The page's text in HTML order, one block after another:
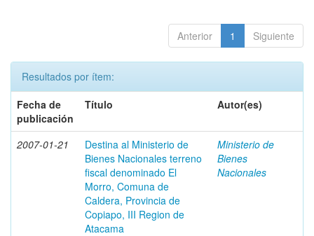
Anterior 1 Siguiente
Resultados por ítem:
Fecha de
publicación
Título Autor(es)
2007-01-21
Destina al Ministerio de
Bienes Nacionales terreno
fiscal denominado El
Morro, Comuna de
Caldera, Provincia de
Copiapo, III Region de
Atacama
Ministerio de
Bienes
Nacionales